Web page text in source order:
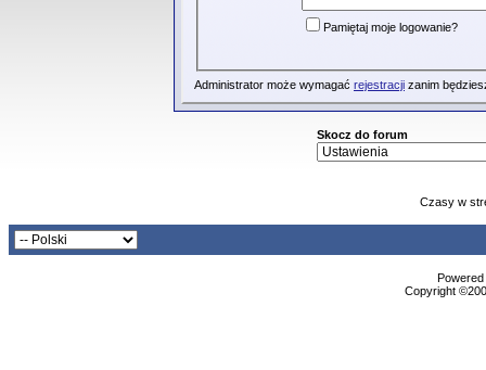
Pamiętaj moje logowanie?
Administrator może wymagać rejestracji zanim
Skocz do forum
Czasy w
Copyright